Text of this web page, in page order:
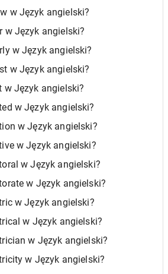
w Język angielski?
w Język angielski?
w Język angielski?
w Język angielski?
w Język angielski?
w Język angielski?
w Język angielski?
w Język angielski?
w Język angielski?
w Język angielski?
w Język angielski?
w Język angielski?
w Język angielski?
w Język angielski?